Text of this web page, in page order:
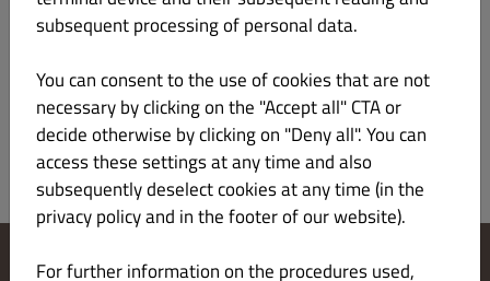
Burger Menüs
Getränke
subsequent processing of personal data.
You can consent to the use of cookies that are not
necessary by clicking on the "Accept all" CTA or
decide otherwise by clicking on "Deny all". You can
access these settings at any time and also
subsequently deselect cookies at any time (in the
privacy policy and in the footer of our website).
For further information on the procedures used,